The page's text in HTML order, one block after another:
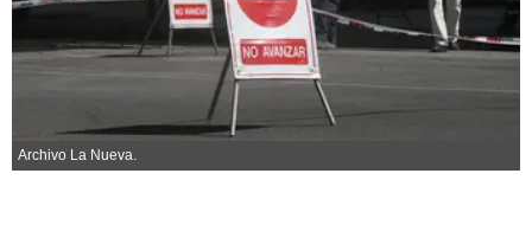
libre
Tecnología
Turismo
Salud
Archivo La Nueva.